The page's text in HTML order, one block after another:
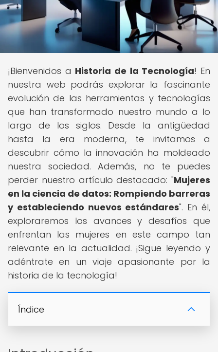
¡Bienvenidos a Historia de la Tecnología! En
nuestra web podrás explorar la fascinante
evolución de las herramientas y tecnologías
que han transformado nuestro mundo a lo
largo de los siglos. Desde la antigüedad
hasta la era moderna, te invitamos a
descubrir cómo la innovación ha moldeado
nuestra sociedad. Además, no te puedes
perder nuestro artículo destacado: "Mujeres
en la ciencia de datos: Rompiendo barreras
y estableciendo nuevos estándares". En él,
exploraremos los avances y desafíos que
enfrentan las mujeres en este campo tan
relevante en la actualidad. ¡Sigue leyendo y
adéntrate en un viaje apasionante por la
historia de la tecnología!
Índice